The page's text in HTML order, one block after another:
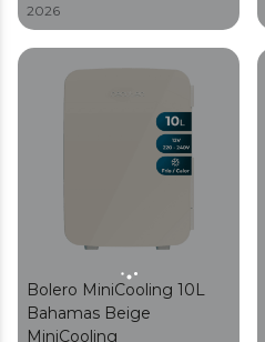
2026
Bolero MiniCooling 10L
Bahamas Beige
MiniCooling